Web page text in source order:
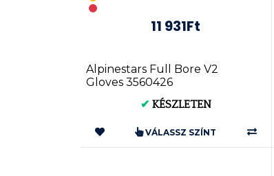
11 931Ft
Alpinestars Full Bore V2
Gloves 3560426
✔ KÉSZLETEN
VÁLASSZ SZÍNT